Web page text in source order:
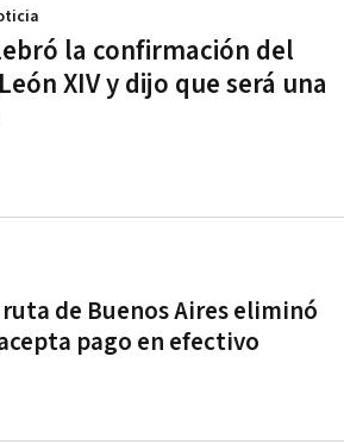
la confirmación del
XIV y dijo que será una
de Buenos Aires eliminó
pago en efectivo